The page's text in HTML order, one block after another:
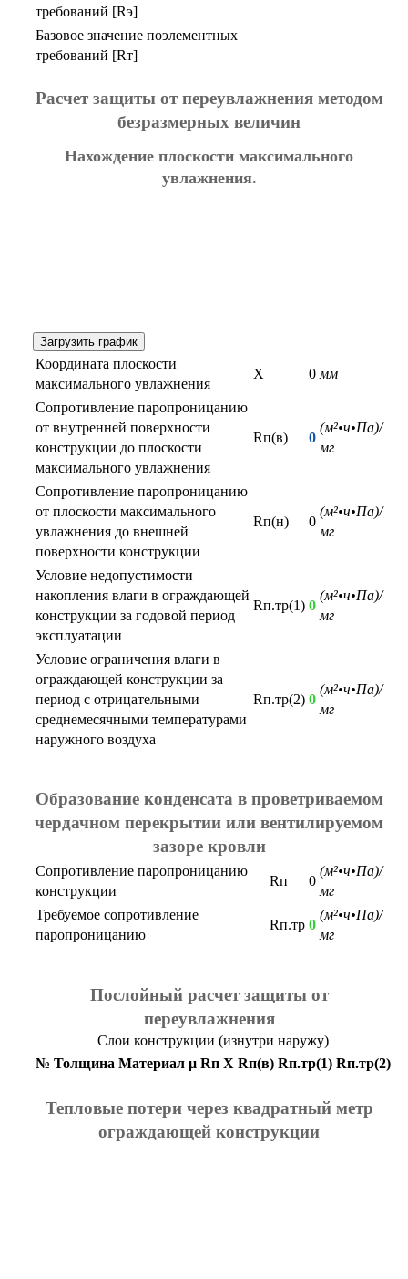
требований [Rэ]
Базовое значение поэлементных
требований [Rт]
Расчет защиты от переувлажнения методом
безразмерных величин
Нахождение плоскости максимального
увлажнения.
Загрузить график
Координата плоскости
максимального увлажнения
X 0 мм
Сопротивление паропроницанию
от внутренней поверхности
конструкции до плоскости
максимального увлажнения
Rп(в) 0
(м²•ч•Па)/
мг
Сопротивление паропроницанию
от плоскости максимального
увлажнения до внешней
поверхности конструкции
Rп(н) 0
(м²•ч•Па)/
мг
Условие недопустимости
накопления влаги в ограждающей
конструкции за годовой период
эксплуатации
Rп.тр(1) 0
(м²•ч•Па)/
мг
Условие ограничения влаги в
ограждающей конструкции за
период с отрицательными
среднемесячными температурами
наружного воздуха
Rп.тр(2) 0
(м²•ч•Па)/
мг
Образование конденсата в проветриваемом
чердачном перекрытии или вентилируемом
зазоре кровли
Сопротивление паропроницанию
конструкции
Rп 0
(м²•ч•Па)/
мг
Требуемое сопротивление
паропроницанию
Rп.тр 0
(м²•ч•Па)/
мг
Послойный расчет защиты от
переувлажнения
Слои конструкции (изнутри наружу)
№ Толщина Материал μ Rп X Rп(в) Rп.тр(1) Rп.тр(2)
Тепловые потери через квадратный метр
ограждающей конструкции